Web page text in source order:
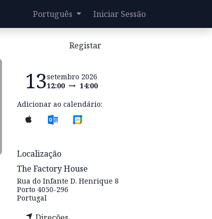
Português Iniciar Sessão
Registar
13setembro 2026
12:00
14:00
Adicionar ao calendário:
Localização
The Factory House
Rua do Infante D. Henrique 8
Porto 4050-296
Portugal